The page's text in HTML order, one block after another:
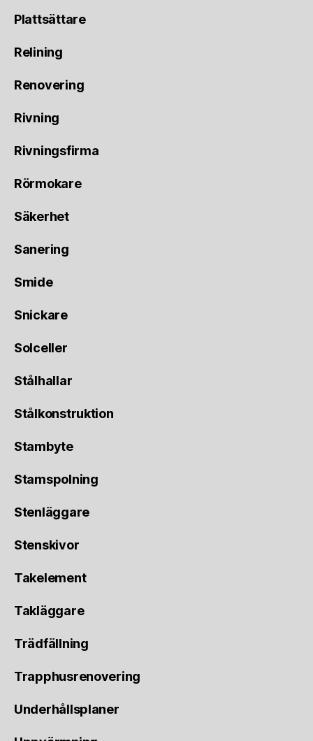
Plattsättare
Relining
Renovering
Rivning
Rivningsfirma
Rörmokare
Säkerhet
Sanering
Smide
Snickare
Solceller
Stålhallar
Stålkonstruktion
Stambyte
Stamspolning
Stenläggare
Stenskivor
Takelement
Takläggare
Trädfällning
Trapphusrenovering
Underhållsplaner